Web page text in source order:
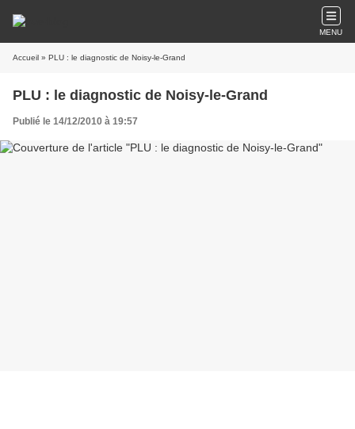
MENU
Accueil » PLU : le diagnostic de Noisy-le-Grand
PLU : le diagnostic de Noisy-le-Grand
Publié le 14/12/2010 à 19:57